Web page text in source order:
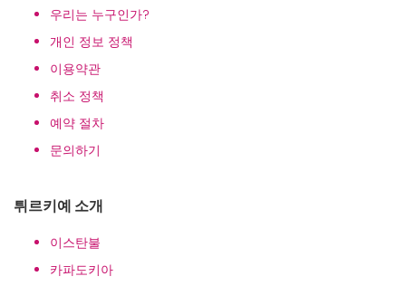
우리는 누구인가?
개인 정보 정책
이용약관
취소 정책
예약 절차
문의하기
튀르키예 소개
이스탄불
카파도키아